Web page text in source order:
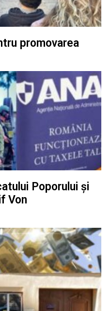
promovarea
Poporului și
Von